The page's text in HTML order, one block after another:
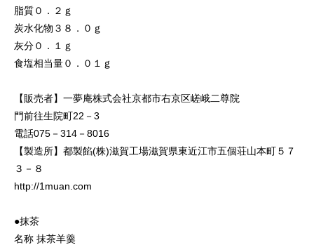
脂質０．２ｇ
炭水化物３８．０ｇ
灰分０．１ｇ
食塩相当量０．０１ｇ
【販売者】一夢庵株式会社京都市右京区嵯峨二尊院
門前往生院町22－3
電話075－314－8016
【製造所】都製餡(株)滋賀工場滋賀県東近江市五個荘山本町５７
３－８
http://1muan.com
●抹茶
名称 抹茶羊羹